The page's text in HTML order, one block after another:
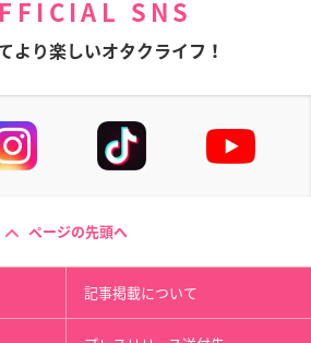
SNS
より楽しいオタクライフ！
ページの先頭へ
記事掲載について